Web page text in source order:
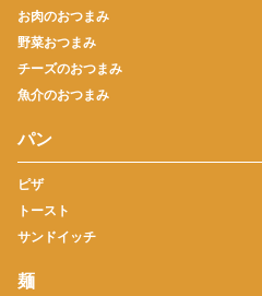
お肉のおつまみ
野菜おつまみ
チーズのおつまみ
魚介のおつまみ
パン
ピザ
トースト
サンドイッチ
麺